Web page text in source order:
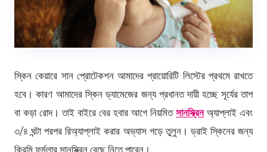
স্কিন কেয়ারে সান প্রোটেকশন আমাদের প্রায়োরিটি লিস্টের প্রথমে রাখতে
হবে। কারণ আমাদের স্কিন ড্যামেজের জন্য প্রধানত দায়ী হচ্ছে সূর্যের তাপ
বা কড়া রোদ। তাই বাইরে বের হবার আগে নিয়মিত সানস্ক্রিনঅ্যাপ্লাই এবং
৩/৪ ঘন্টা পরপর রিঅ্যাপ্লাই করার অভ্যাস গড়ে তুলুন। ড্রাই স্কিনের জন্য
ক্রিমি ফর্মুলার সানস্ক্রিন বেছে নিতে পারেন।